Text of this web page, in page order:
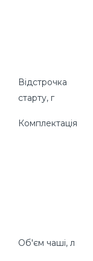
Відстрочка
старту, г
Комплектація
Об'єм чаші, л